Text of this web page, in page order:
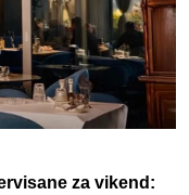
za vikend: